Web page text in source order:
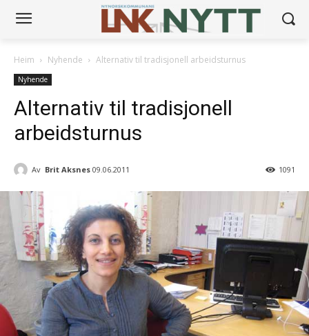
Heim Nyhende Alternativ til tradisjonell arbeidsturnus
Nyhende
Alternativ til tradisjonell
arbeidsturnus
Av Brit Aksnes 09.06.2011 1091